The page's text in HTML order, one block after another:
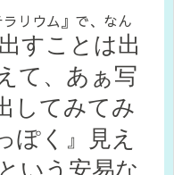
リウム』で、なん
すことは出
て、あぁ写
してみてみ
ぽく』見え
いう安易な